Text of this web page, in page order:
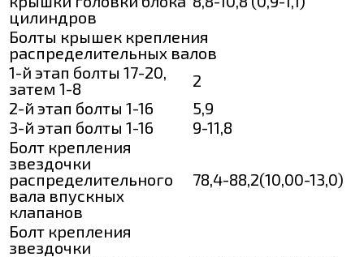
цилиндров
Болты крышек крепления
распределительных валов
1-й этап болты 17-20,
затем 1-8
2
2-й этап болты 1-16
5,9
3-й этап болты 1-16
9-11,8
Болт крепления
звездочки
распределительного
вала впускных
клапанов
78,4-88,2(10,00-13,0)
Болт крепления
звездочки